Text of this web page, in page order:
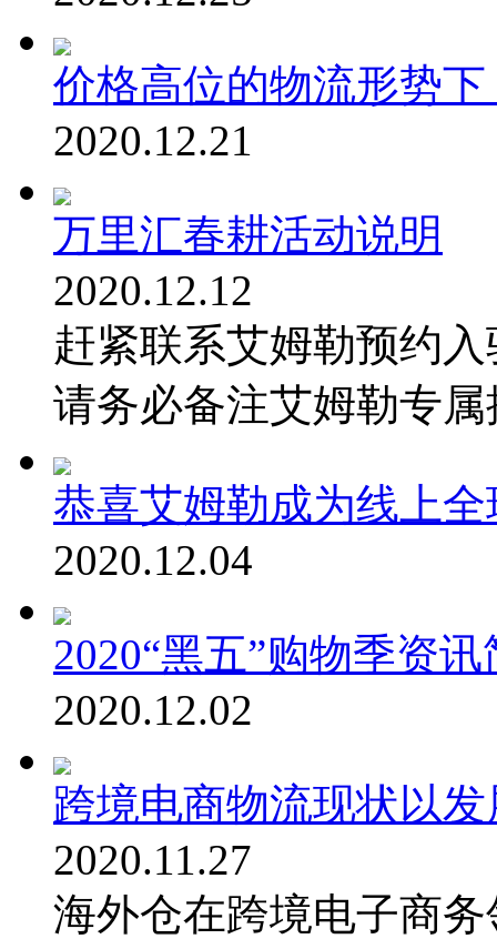
价格高位的物流形势
2020.12.21
万里汇春耕活动说明
2020.12.12
赶紧联系艾姆勒预约
请务必备注艾姆勒专
恭喜艾姆勒成为线上
2020.12.04
2020“黑五”购物季资讯
2020.12.02
跨境电商物流现状以
2020.11.27
海外仓在跨境电子商